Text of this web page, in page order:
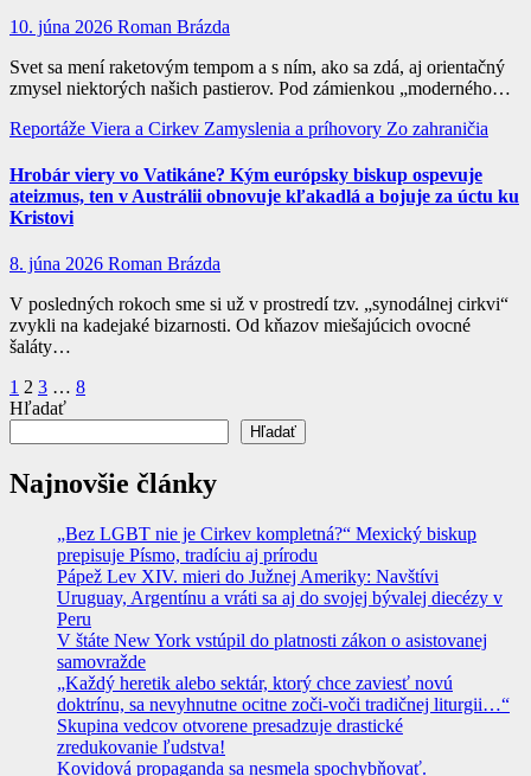
10. júna 2026 Roman Brázda
Svet sa mení raketovým tempom a s ním, ako sa zdá, aj orientačný
zmysel niektorých našich pastierov. Pod zámienkou „moderného…
Reportáže Viera a Cirkev Zamyslenia a príhovory Zo zahraničia
Hrobár viery vo Vatikáne? Kým európsky biskup ospevuje
ateizmus, ten v Austrálii obnovuje kľakadlá a bojuje za úctu ku
Kristovi
8. júna 2026 Roman Brázda
V posledných rokoch sme si už v prostredí tzv. „synodálnej cirkvi“
zvykli na kadejaké bizarnosti. Od kňazov miešajúcich ovocné
šaláty…
Stránkovanie
príspevkov
1 2 3 … 8
Hľadať
Hľadať
Najnovšie články
„Bez LGBT nie je Cirkev kompletná?“ Mexický biskup
prepisuje Písmo, tradíciu aj prírodu
Pápež Lev XIV. mieri do Južnej Ameriky: Navštívi
Uruguay, Argentínu a vráti sa aj do svojej bývalej diecézy v
Peru
V štáte New York vstúpil do platnosti zákon o asistovanej
samovražde
„Každý heretik alebo sektár, ktorý chce zaviesť novú
doktrínu, sa nevyhnutne ocitne zoči-voči tradičnej liturgii…“
Skupina vedcov otvorene presadzuje drastické
zredukovanie ľudstva!
Kovidová propaganda sa nesmela spochybňovať.